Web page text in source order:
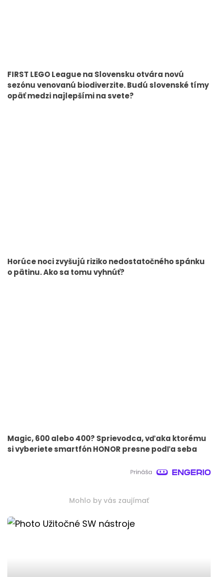
FIRST LEGO League na Slovensku otvára novú
sezónu venovanú biodiverzite. Budú slovenské tímy
opäť medzi najlepšími na svete?
Horúce noci zvyšujú riziko nedostatočného spánku
o pätinu. Ako sa tomu vyhnúť?
Magic, 600 alebo 400? Sprievodca, vďaka ktorému
si vyberiete smartfón HONOR presne podľa seba
Mohlo by vás zaujímať